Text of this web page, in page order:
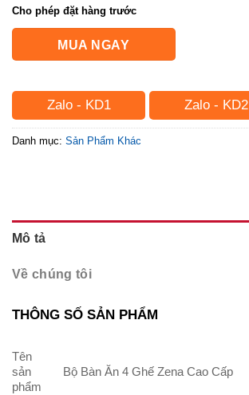
Cho phép đặt hàng trước
MUA NGAY
Zalo - KD1 Zalo - KD2
Danh mục: Sản Phẩm Khác
Mô tả
Về chúng tôi
THÔNG SỐ SẢN PHẨM
Tên
sản
phẩm
Bộ Bàn Ăn 4 Ghế Zena Cao Cấp